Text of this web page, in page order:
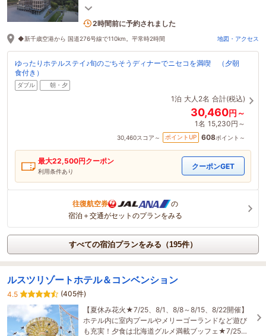
入れたサステナブルジムも無料でご利用いただけま
7名がこの宿を見ています
2時間前に予約されました
◆新千歳空港から 国道276号線で110km。平常時2時間 地図・アクセス
ゆったりホテルステイ♪旬のごちそうディナーでニセコを満喫 （夕朝
食付き）
ダブル 朝・夕
1泊 大人2名 合計(税込)
30,460円～
1名 15,230円～
30,460スコア～ ポイントUP 608ポイント～
最大22,500円クーポン
利用条件あり
クーポンGET
往復航空券
の
宿泊＋交通がセットのプランをみる
すべての宿泊プランをみる（195件）
ルスツリゾートホテル＆コンベンション
4.5
(405件)
【夏休み花火★7/25、8/1、8/8～8/15、8/22開催】
ホテル内に室内プールやメリーゴーランドなど遊び
も充実！夕食は北海道グルメ満載ブッフェ★7/25、